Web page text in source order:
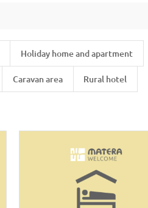
Holiday home and apartment
Caravan area Rural hotel